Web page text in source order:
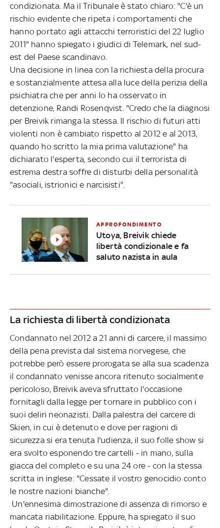
condizionata. Ma il Tribunale è stato chiaro: "C'è un
rischio evidente che ripeta i comportamenti che
hanno portato agli attacchi terroristici del 22 luglio
2011" hanno spiegato i giudici di Telemark, nel sud-
est del Paese scandinavo.
Una decisione in linea con la richiesta della procura
e sostanzialmente attesa alla luce della perizia della
psichiatra che per anni lo ha osservato in
detenzione, Randi Rosenqvist. "Credo che la diagnosi
per Breivik rimanga la stessa. Il rischio di futuri atti
violenti non è cambiato rispetto al 2012 e al 2013,
quando ho scritto la mia prima valutazione" ha
dichiarato l'esperta, secondo cui il terrorista di
estrema destra soffre di disturbi della personalità
"asociali, istrionici e narcisisti".
APPROFONDIMENTO
Utoya, Breivik chiede
libertà condizionale e fa
saluto nazista in aula
La richiesta di libertà condizionata
Condannato nel 2012 a 21 anni di carcere, il massimo
della pena prevista dal sistema norvegese, che
potrebbe però essere prorogata se alla sua scadenza
il condannato venisse ancora ritenuto socialmente
pericoloso, Breivik aveva sfruttato l'occasione
fornitagli dalla legge per tornare in pubblico con i
suoi deliri neonazisti. Dalla palestra del carcere di
Skien, in cui è detenuto e dove per ragioni di
sicurezza si era tenuta l'udienza, il suo folle show si
era svolto esponendo tre cartelli - in mano, sulla
giacca del completo e su una 24 ore - con la stessa
scritta in inglese: "Cessate il vostro genocidio conto
le nostre nazioni bianche".
Un'ennesima dimostrazione di assenza di rimorso e
mancata riabilitazione. Eppure, ha spiegato il suo